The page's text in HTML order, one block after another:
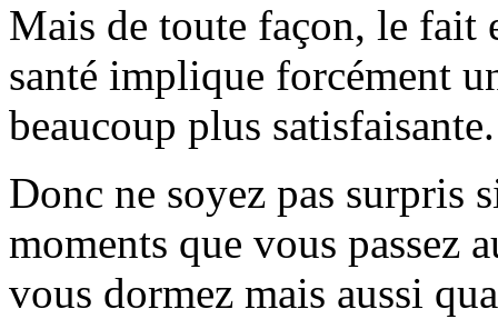
Mais de toute façon, le fait
santé implique forcément
beaucoup plus satisfaisante.
Donc ne soyez pas surpris
moments que vous passez
vous dormez mais aussi